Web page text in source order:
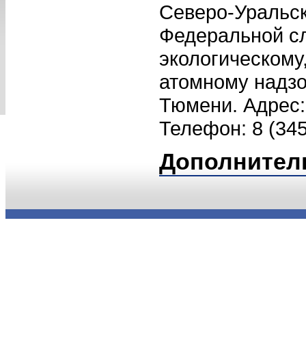
Северо-
Федеральной
атомному
Тюмени.
Телефон: 8